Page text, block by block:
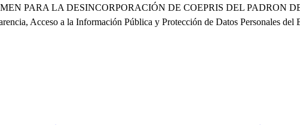
PARA LA DESINCORPORACIÓN DE COEPRIS DEL PADRON
Acceso a la Información Pública y Protección de Datos Personales del